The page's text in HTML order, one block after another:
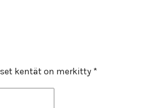
kentät on merkitty *